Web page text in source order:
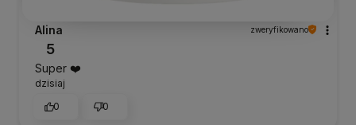
Alina zweryfikowano
5
Super ❤️
dzisiaj
0
0